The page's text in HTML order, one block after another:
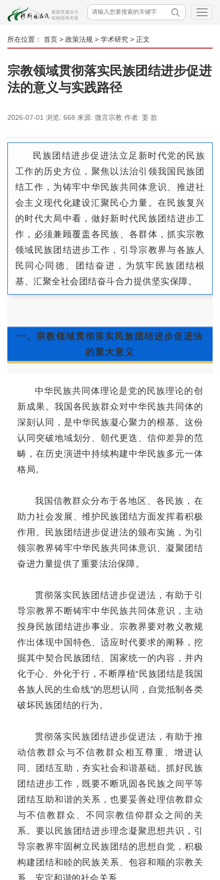
所在位置： 首页 > 政策法规 > 学术研究 > 正文
宗教领域贯彻落实民族团结进步促进
法的意义与实践路径
2026-07-01 浏览: 668 来源: 微言宗教 作者: 姜 歆
民族团结进步促进法立足新时代党的民族
工作的历史方位，聚焦以法治引领我国民族团
结工作，为铸牢中华民族共同体意识、推进社
会主义现代化建设汇聚民心力量。在民族复兴
的时代大局中看，做好新时代民族团结进步工
作，必须兼顾覆盖各民族、各群体，抓实宗教
领域民族团结进步工作，引导宗教界与各族人
民同心同德、团结奋进，为筑牢民族团结根
基、汇聚全社会团结奋斗合力提供坚实保障。
一、宗教领域贯彻落实民族团结进步促进法
的重大意义
中华民族共同体理论是党的民族理论的创
新成果。我国各民族群众对中华民族共同体的
深刻认同，是中华民族凝心聚力的根基。这份
认同突破地域划分、朝代更迭、信仰差异的范
畴，在历史演进中持续构建中华民族多元一体
格局。
我国信教群众分布于各地区、各民族，在
助力社会发展、维护民族团结方面发挥着积极
作用。民族团结进步促进法的颁布实施，为引
领宗教界铸牢中华民族共同体意识、凝聚团结
奋进力量提供了重要法治保障。
贯彻落实民族团结进步促进法，有助于引
导宗教界不断铸牢中华民族共同体意识，主动
投身民族团结进步事业。宗教界要对教义教规
作出体现中国特色、适应时代要求的阐释，挖
掘其中契合民族团结、国家统一的内容，并内
化于心、外化于行，不断厚植“民族团结是我国
各族人民的生命线”的思想认同，自觉抵制各类
破坏民族团结的行为。
贯彻落实民族团结进步促进法，有助于推
动信教群众与不信教群众相互尊重、增进认
同、团结互助，夯实社会和谐基础。抓好民族
团结进步工作，既要不断巩固各民族之间平等
团结互助和谐的关系，也要妥善处理信教群众
与不信教群众、不同宗教信仰群众之间的关
系。要以民族团结进步理念凝聚思想共识，引
导宗教界牢固树立民族团结的思想自觉，积极
构建团结和睦的民族关系、包容和顺的宗教关
系、安定和谐的社会关系。